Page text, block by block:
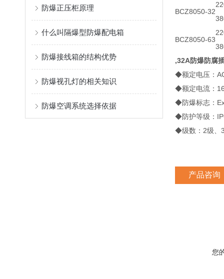
防爆正压柜原理
什么叫隔爆型防爆配电箱
防爆接线箱的结构优势
防爆视孔灯的相关知识
防爆空调系统选择依据
BCZ8050-32
BCZ8050-63
,32A防爆防腐
◆额定电压：
◆额定电流：
◆防爆标志：
◆防护等级：
◆级数：2级、
产品咨询
您